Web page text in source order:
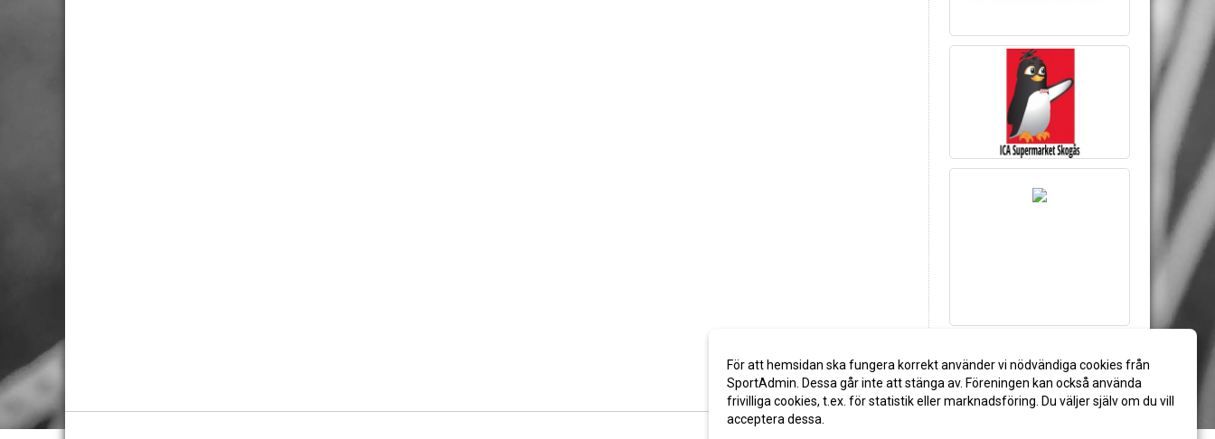
För att hemsidan ska fungera korrekt använder vi nödvändiga cookies från
SportAdmin. Dessa går inte att stänga av. Föreningen kan också använda
frivilliga cookies, t.ex. för statistik eller marknadsföring. Du väljer själv om du vill
acceptera dessa.